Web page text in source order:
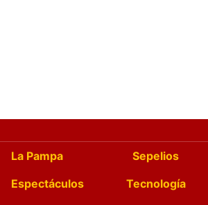
La Pampa Sepelios
Espectáculos
Tecnología